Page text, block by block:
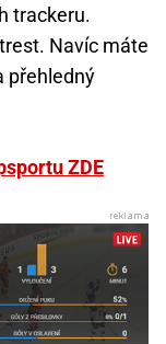
trackeru.
Navíc máte
přehledný
ZDE